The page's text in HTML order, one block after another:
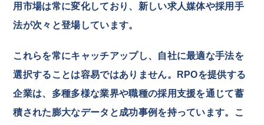
用市場は常に変化しており、新しい求人媒体や採用手
法が次々と登場しています。
これらを常にキャッチアップし、自社に最適な手法を
選択することは容易ではありません。RPOを提供する
企業は、多種多様な業界や職種の採用支援を通じて蓄
積された膨大なデータと成功事例を持っています。こ